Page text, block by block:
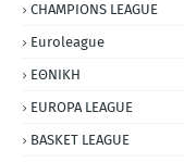
CHAMPIONS LEAGUE
Euroleague
ΕΘΝΙΚΗ
EUROPA LEAGUE
BASKET LEAGUE